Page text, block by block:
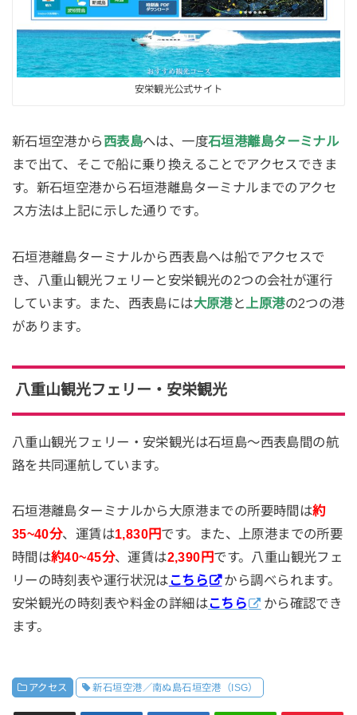
安栄観光公式サイト
新石垣空港から 西表島へは、一度石垣港離島ターミナル
まで出て、そこで船に乗り換えることでアクセスできま
す。新石垣空港から石垣港離島ターミナルまでのアクセ
ス方法は上記に示した通りです。
石垣港離島ターミナルから西表島へは船でアクセスで
き、八重山観光フェリーと安栄観光の2つの会社が運行
しています。また、西表島には大原港と上原港の2つの港
があります。
八重山観光フェリー・安栄観光
八重山観光フェリー・安栄観光は石垣島～西表島間の航
路を共同運航しています。
石垣港離島ターミナルから大原港までの所要時間は約
35~40分、運賃は1,830円です。また、上原港までの所要
時間は約40~45分、運賃は2,390円です。八重山観光フェ
リーの時刻表や運行状況はこちら
から調べられます。
安栄観光の時刻表や料金の詳細はこちら
から確認でき
ます。
アクセス 新石垣空港／南ぬ島石垣空港（ISG）